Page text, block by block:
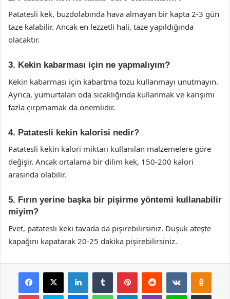
Patatesli kek, buzdolabında hava almayan bir kapta 2-3 gün
taze kalabilir. Ancak en lezzetli hali, taze yapıldığında
olacaktır.
3. Kekin kabarması için ne yapmalıyım?
Kekin kabarması için kabartma tozu kullanmayı unutmayın.
Ayrıca, yumurtaları oda sıcaklığında kullanmak ve karışımı
fazla çırpmamak da önemlidir.
4. Patatesli kekin kalorisi nedir?
Patatesli kekin kalori miktarı kullanılan malzemelere göre
değişir. Ancak ortalama bir dilim kek, 150-200 kalori
arasında olabilir.
5. Fırın yerine başka bir pişirme yöntemi kullanabilir
miyim?
Evet, patatesli keki tavada da pişirebilirsiniz. Düşük ateşte
kapağını kapatarak 20-25 dakika pişirebilirsiniz.
Facebook
X LinkedInTumblr PinterestReddit VKontakte
Pocket Skype MessengerWhatsAppTelegramViber Line E-Posta ile